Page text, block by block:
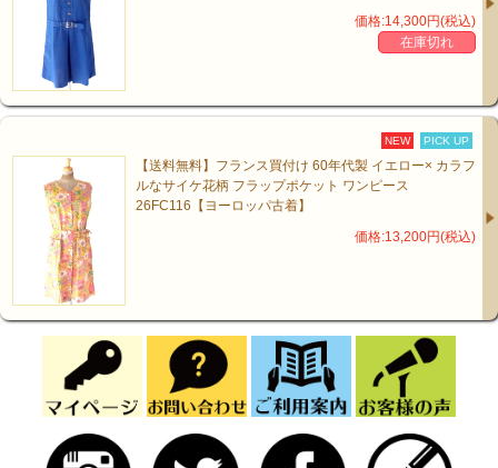
価格:14,300円(税込)
在庫切れ
NEW PICK UP
【送料無料】フランス買付け 60年代製 イエロー× カラフ
ルなサイケ花柄 フラップポケット ワンピース
26FC116【ヨーロッパ古着】
価格:13,200円(税込)